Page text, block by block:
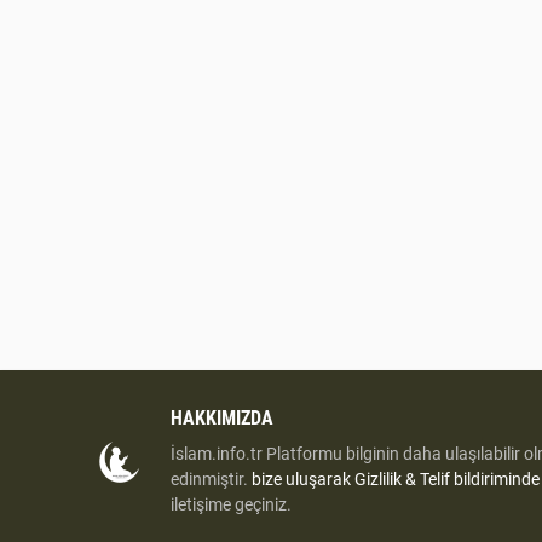
HAKKIMIZDA
İslam.info.tr Platformu bilginin daha ulaşılabilir
edinmiştir. bize uluşarakGizlilik & Telif bildiriminde
iletişime geçiniz.